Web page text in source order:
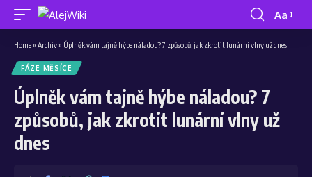
Aa
Home» Archiv» Úplněk vám tajně hýbe náladou? 7 způsobů, jak zkrotit lunární vlny už dnes
FÁZE MĚSÍCE
Úplněk vám tajně hýbe náladou? 7
způsobů, jak zkrotit lunární vlny už
dnes